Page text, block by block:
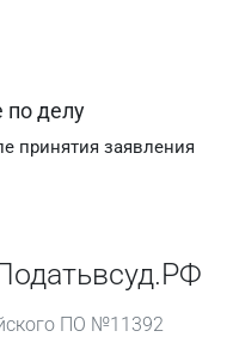
по делу
принятия заявления
ПО №11392